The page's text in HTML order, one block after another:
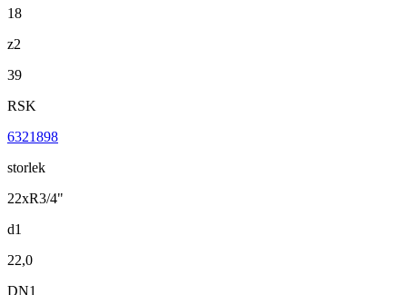
18
z2
39
RSK
6321898
storlek
22xR3/4"
d1
22,0
DN1